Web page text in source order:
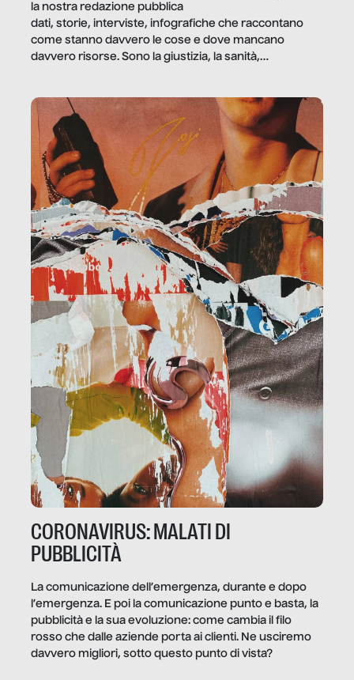
la nostra redazione pubblica
dati, storie, interviste, infografiche che raccontano
come stanno davvero le cose e dove mancano
davvero risorse. Sono la giustizia, la sanità,
CORONAVIRUS: MALATI DI
PUBBLICITÀ
La comunicazione dell’emergenza, durante e dopo
l’emergenza. E poi la comunicazione punto e basta, la
pubblicità e la sua evoluzione: come cambia il filo
rosso che dalle aziende porta ai clienti. Ne usciremo
davvero migliori, sotto questo punto di vista?